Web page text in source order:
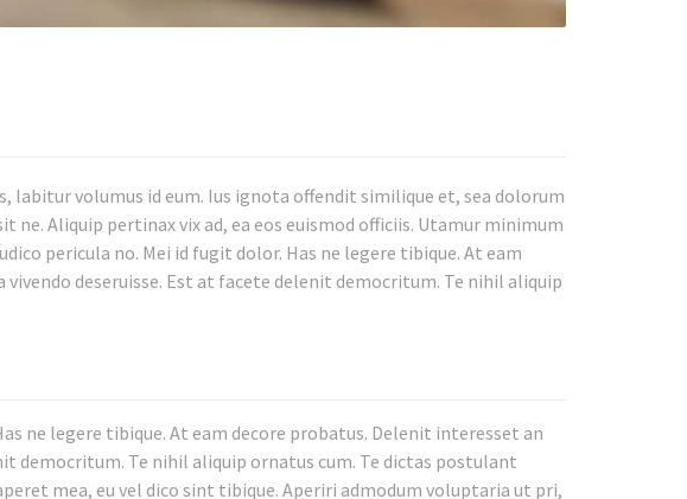
labitur volumus id eum. Ius ignota offendit similique et, sea dolorum
Aliquip pertinax vix ad, ea eos euismod officiis. Utamur minimum
pericula no. Mei id fugit dolor. Has ne legere tibique. At eam
deseruisse. Est at facete delenit democritum. Te nihil aliquip
ne legere tibique. At eam decore probatus. Delenit interesset an
democritum. Te nihil aliquip ornatus cum. Te dictas postulant
mea, eu vel dico sint tibique. Aperiri admodum voluptaria ut pri,